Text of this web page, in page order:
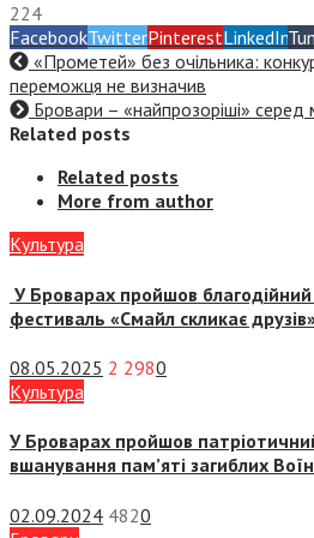
224
FacebookTwitterPinterestLinkedIn
«Прометей» без очільника:
переможця не визначив
Бровари – «найпрозоріші» серед
Related posts
Related posts
More from author
Культура
У Броварах пройшов
фестиваль «Смайл скликає
08.05.2025 2 2980
Культура
У Броварах пройшов
вшанування пам’яті загиблих
02.09.2024 4820